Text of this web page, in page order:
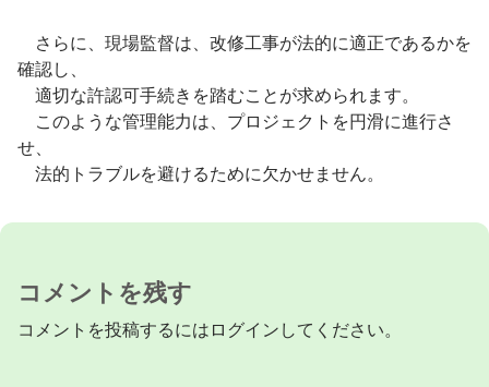
さらに、現場監督は、改修工事が法的に適正であるかを
確認し、
適切な許認可手続きを踏むことが求められます。
このような管理能力は、プロジェクトを円滑に進行さ
せ、
法的トラブルを避けるために欠かせません。
コメントを残す
コメントを投稿するには ログイン してください。